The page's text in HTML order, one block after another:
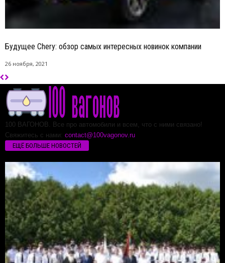
Будущее Chery: обзор самых интересных новинок компании
26 ноября, 2021
100 ВАГОНОВ. Все про автомобили и всем, что с ними связано!
Свяжитесь с нами: contact@100vagonov.ru
ЕЩЁ БОЛЬШЕ НОВОСТЕЙ